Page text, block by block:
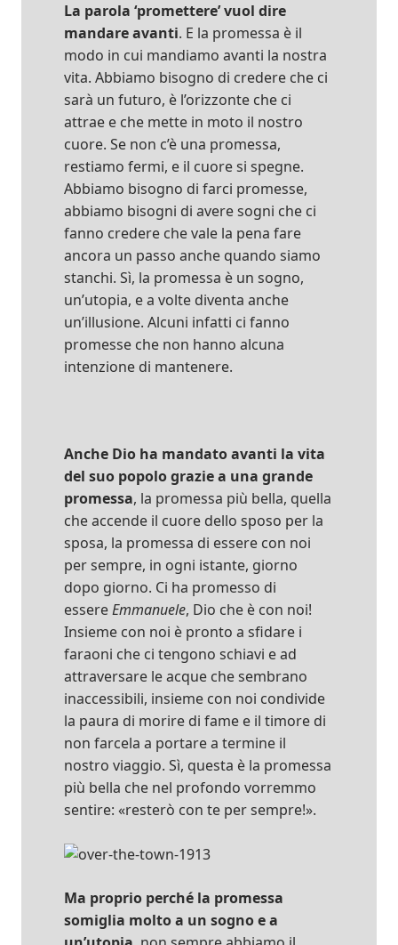
La parola ‘promettere’ vuol dire
mandare avanti. E la promessa è il
modo in cui mandiamo avanti la nostra
vita. Abbiamo bisogno di credere che ci
sarà un futuro, è l’orizzonte che ci
attrae e che mette in moto il nostro
cuore. Se non c’è una promessa,
restiamo fermi, e il cuore si spegne.
Abbiamo bisogno di farci promesse,
abbiamo bisogni di avere sogni che ci
fanno credere che vale la pena fare
ancora un passo anche quando siamo
stanchi. Sì, la promessa è un sogno,
un’utopia, e a volte diventa anche
un’illusione. Alcuni infatti ci fanno
promesse che non hanno alcuna
intenzione di mantenere.
Anche Dio ha mandato avanti la vita
del suo popolo grazie a una grande
promessa, la promessa più bella, quella
che accende il cuore dello sposo per la
sposa, la promessa di essere con noi
per sempre, in ogni istante, giorno
dopo giorno. Ci ha promesso di
essereEmmanuele, Dio che è con noi!
Insieme con noi è pronto a sfidare i
faraoni che ci tengono schiavi e ad
attraversare le acque che sembrano
inaccessibili, insieme con noi condivide
la paura di morire di fame e il timore di
non farcela a portare a termine il
nostro viaggio. Sì, questa è la promessa
più bella che nel profondo vorremmo
sentire: «resterò con te per sempre!».
Ma proprio perché la promessa
somiglia molto a un sogno e a